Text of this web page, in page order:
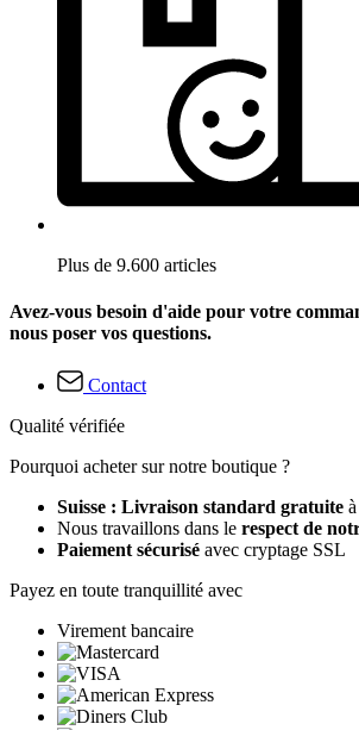
Plus de 9.600 articles
Avez-vous besoin d'aide pour votre
nous poser vos questions.
Contact
Qualité vérifiée
Pourquoi acheter sur notre boutique ?
Suisse : Livraison standard gratuite
Nous travaillons dans le respect de
Paiement sécurisé avec cryptage SSL
Payez en toute tranquillité avec
Virement bancaire